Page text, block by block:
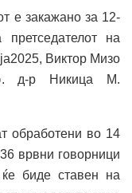
е закажано за 12-
на
Виктор Мизо
д-р Никица М.
обработени во 14
врвни говорници
биде ставен на